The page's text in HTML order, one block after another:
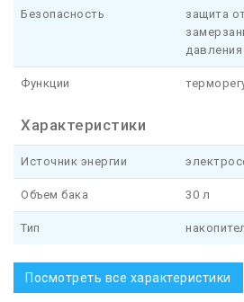
Безопасность
защита
давления
Функции
Характеристики
Источник энергии
Объем бака 30 л
Тип
Посмотреть все характеристики